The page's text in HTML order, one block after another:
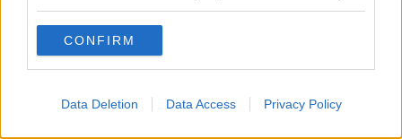
CONFIRM
Data Deletion Data Access Privacy Policy
​L’Australiana
Le stelle del jazz
Vita & morte